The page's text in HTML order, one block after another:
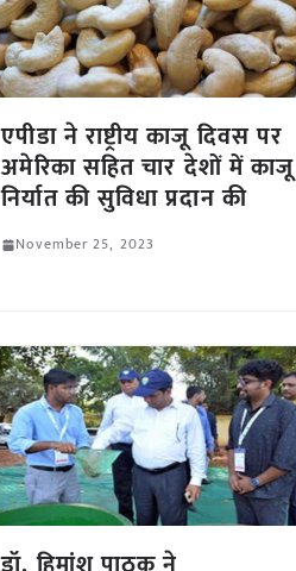
एपीडा ने राष्ट्रीय काजू दिवस पर
अमेरिका सहित चार देशों में काजू
निर्यात की सुविधा प्रदान की
November 25, 2023